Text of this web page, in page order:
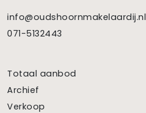
info@oudshoornmakelaardij.nl
071-5132443
Totaal aanbod
Archief
Verkoop